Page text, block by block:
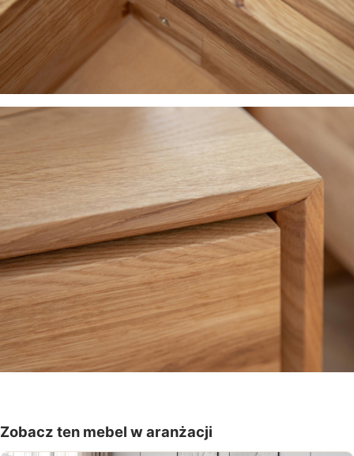
Zobacz ten mebel w aranżacji